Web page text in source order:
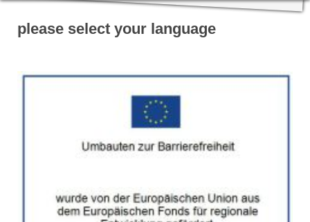
please select your language